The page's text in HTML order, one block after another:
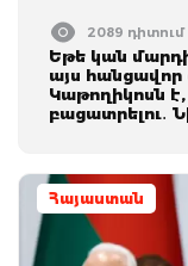
2089 դիտում
Եթե կան
այս
Կաթողիկոսն է,
բացատրելու․
Հայաստան